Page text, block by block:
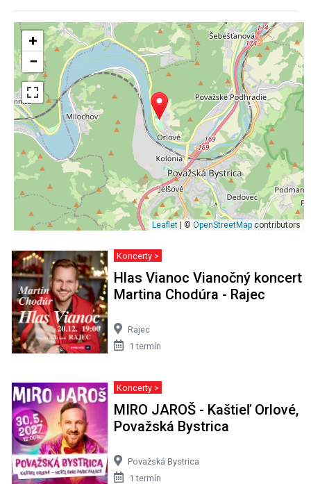
+
−
Leaflet| © OpenStreetMapcontributors
Koncerty >
Hlas Vianoc Vianočný koncert
Martina Chodúra - Rajec
Rajec
1 termín
Koncerty >
MIRO JAROŠ - Kaštieľ Orlové,
Považská Bystrica
Považská Bystrica
1 termín